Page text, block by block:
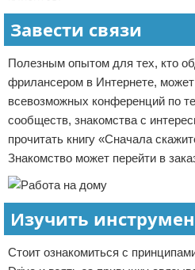
Завести связи
Полезным опытом для тех, кто
фрилансером в Интернете,
всевозможных конференций по
сообществ, знакомства с
прочитать книгу «Сначала
Знакомство может перейти в
Изучить
Стоит ознакомиться с